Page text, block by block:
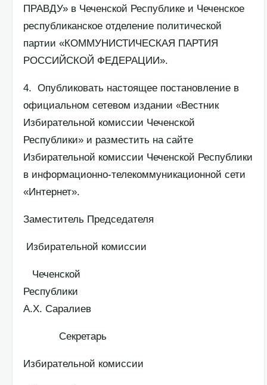
ПРАВДУ» в Чеченской Республике и Чеченское
республиканское отделение политической
партии «КОММУНИСТИЧЕСКАЯ ПАРТИЯ
РОССИЙСКОЙ ФЕДЕРАЦИИ».
4. Опубликовать настоящее постановление в
официальном сетевом издании «Вестник
Избирательной комиссии Чеченской
Республики» и разместить на сайте
Избирательной комиссии Чеченской Республики
в информационно-телекоммуникационной сети
«Интернет».
Заместитель Председателя
Избирательной комиссии
Чеченской
А.Х. Саралиев
Секретарь
Избирательной комиссии